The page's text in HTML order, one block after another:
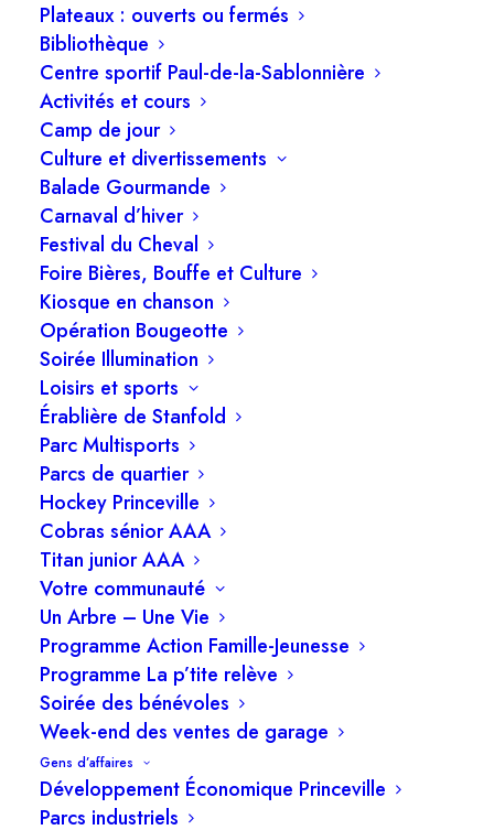
Plateaux : ouverts ou fermés
Bibliothèque
Centre sportif Paul-de-la-Sablonnière
Activités et cours
Camp de jour
Culture et divertissements
Balade Gourmande
Carnaval d’hiver
Festival du Cheval
Foire Bières, Bouffe et Culture
Kiosque en chanson
Opération Bougeotte
Soirée Illumination
Loisirs et sports
Érablière de Stanfold
Parc Multisports
Parcs de quartier
Hockey Princeville
Cobras sénior AAA
Titan junior AAA
Votre communauté
Un Arbre – Une Vie
Programme Action Famille-Jeunesse
Programme La p’tite relève
Soirée des bénévoles
Week-end des ventes de garage
Gens d’affaires
Développement Économique Princeville
Parcs industriels
innovation, qualité de vie et solidarité sont au
cœur de nos actions. En constante évolution,
nous nous réinventons pour surprendre et
inspirer, offrant ainsi un cadre de travail
stimulant et valorisant.
En nous rejoignant, vous contribuez à faire de
Princeville une destination de choix pour les
familles, les entrepreneurs et les visiteurs, tout
en préservant notre authenticité et notre esprit
communautaire.
Nous sommes à la recherche d’un
directeur(trice) des travaux publics
reconnu(e) pour son leadership mobilisateur et
sons sens de l’organisation?
Relevant de la direction générale, la personne
titulaire du poste assure un rôle stratégique et
opérationnel dans la planification, l’organisation
et l’optimisation des activités du Service des
travaux publics. Elle contribue activement à
l’entretien, au développement et à la pérennité
des infrastructures municipales.
Quelques-uns de vos principaux défis